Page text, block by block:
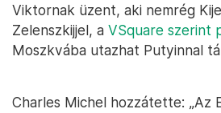
Viktornak üzent, aki nemrég
Zelenszkijjel, a VSquare szerint
Moszkvába utazhat Putyinnal
Charles Michel hozzátette: „Az